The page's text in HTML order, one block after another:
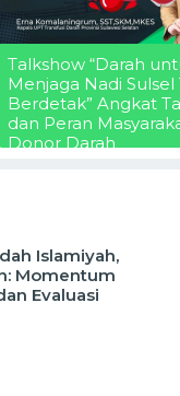
Talkshow “Darah
Menjaga Nadi Sulsel
Berdetak” Angkat
dan Peran
Donor Darah
Islamiyah,
Momentum
Evaluasi